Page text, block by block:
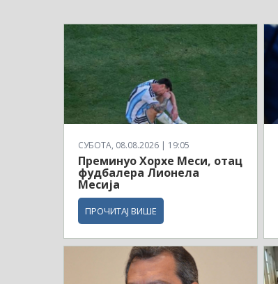
СУБОТА, 08.08.2026 | 19:05
Преминуо Хорхе Меси, отац
фудбалера Лионела
Месија
ПРОЧИТАЈ ВИШЕ